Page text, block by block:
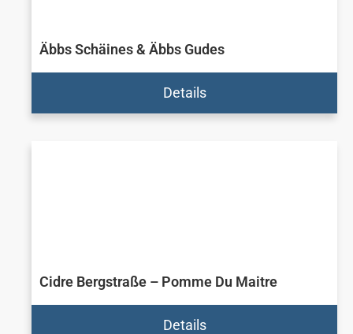
Äbbs Schäines & Äbbs Gudes
Details
Cidre Bergstraße – Pomme Du Maitre
Details